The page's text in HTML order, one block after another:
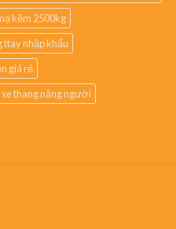
kẽm 2500kg
ttay nhập khẩu
giá rẻ
xe thang nâng người